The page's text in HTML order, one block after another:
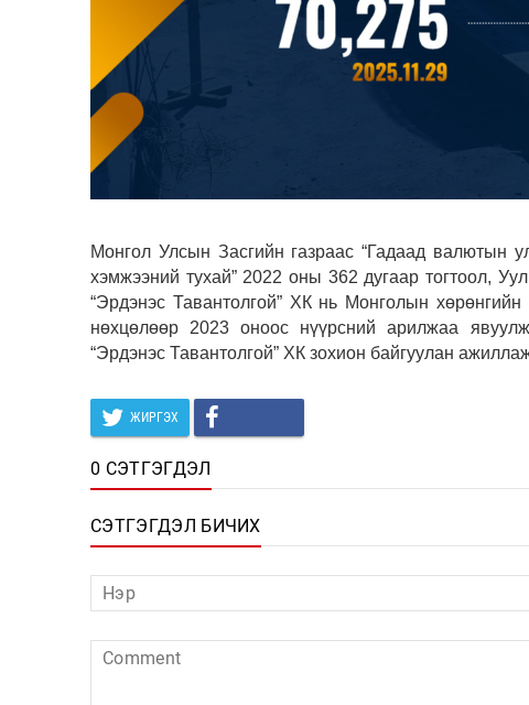
Монгол Улсын Засгийн газраас “Гадаад валютын
хэмжээний тухай” 2022 оны 362 дугаар тогтоол,
“Эрдэнэс Тавантолгой” ХК нь Монголын
нөхцөлөөр 2023 оноос нүүрсний арилжаа
“Эрдэнэс Тавантолгой” ХК зохион байгуулан
ЖИРГЭХ
0 СЭТГЭГДЭЛ
СЭТГЭГДЭЛ БИЧИХ